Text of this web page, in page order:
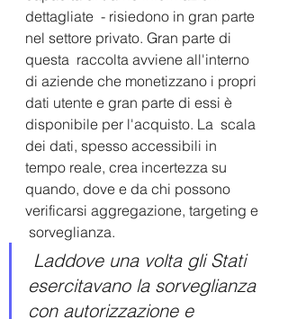
dettagliate  - risiedono in gran parte
nel settore privato. Gran parte di
questa  raccolta avviene all'interno
di aziende che monetizzano i propri
dati utente e gran parte di essi è
disponibile per l'acquisto. La  scala
dei dati, spesso accessibili in
tempo reale, crea incertezza su
quando, dove e da chi possono
verificarsi aggregazione, targeting e
sorveglianza.
esercitavano la sorveglianza
con autorizzazione e